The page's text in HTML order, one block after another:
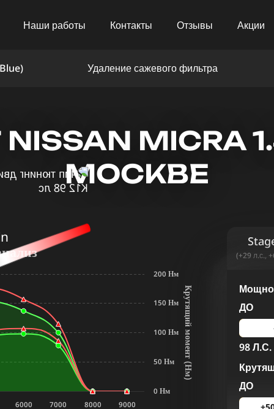
Наши работы Контакты Отзывы Акции
Удаление сажевого фильтра
MICRA
МОСКВЕ
К
р
у
т
я
щ
и
й
м
о
м
е
н
т
(
Н
м
)
6000 7000 8000 9000
0 Нм
50 Нм
100 Нм
150 Нм
200 Нм
(+29 л.с.,
ДО
98 Л.С.
ДО